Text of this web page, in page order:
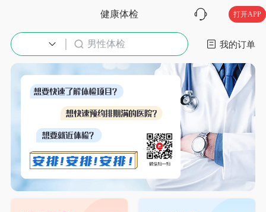
健康体检 打开APP
男性体检 入职体检 我的订单